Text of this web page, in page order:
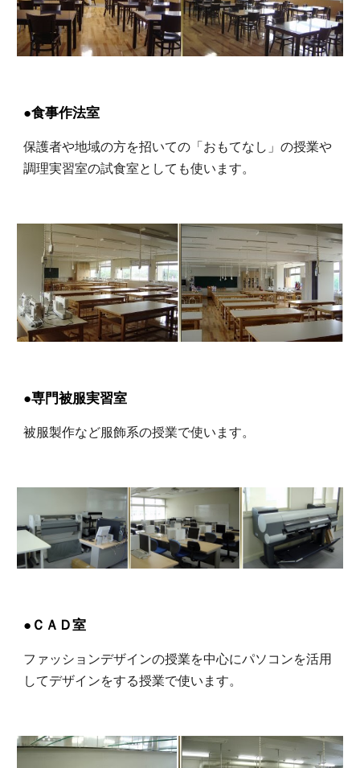
●食事作法室
保護者や地域の方を招いての「おもてなし」の授業や
調理実習室の試食室としても使います。
●専門被服実習室
被服製作など服飾系の授業で使います。
●ＣＡＤ室
ファッションデザインの授業を中心にパソコンを活用
してデザインをする授業で使います。